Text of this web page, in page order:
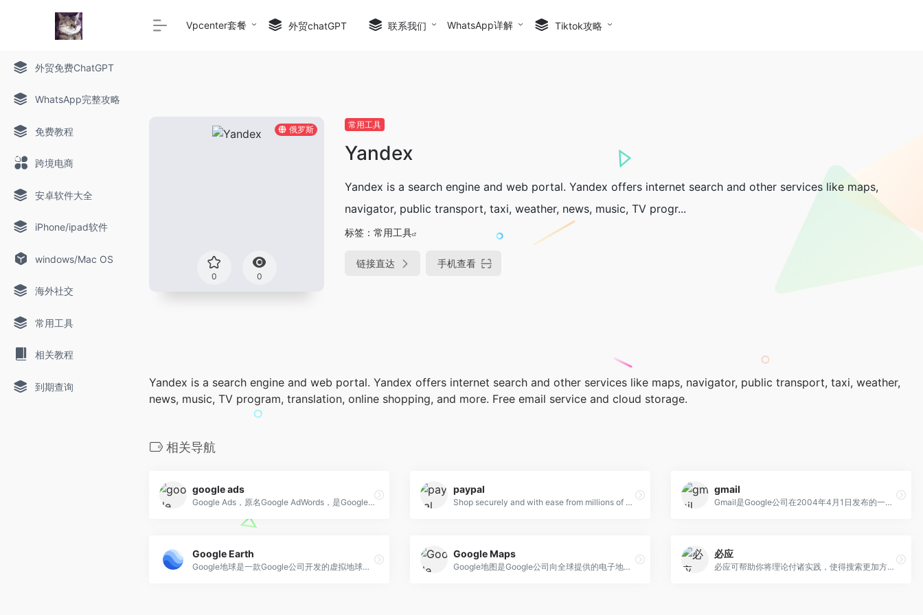
外贸免费ChatGPT
WhatsApp完整攻略
免费教程
跨境电商
安卓软件大全
iPhone/ipad软件
windows/Mac OS
海外社交
常用工具
相关教程
到期查询
Vpcenter套餐 外贸chatGPT 联系我们 WhatsApp详解 Tiktok攻略
俄罗斯
0 0
常用工具
Yandex
Yandex is a search engine and web portal. Yandex offers internet search and other services like maps,
navigator, public transport, taxi, weather, news, music, TV progr...
标签： 常用工具
链接直达 手机查看
Yandex is a search engine and web portal. Yandex offers internet search and other services like maps, navigator, public transport, taxi, weather,
news, music, TV program, translation, online shopping, and more. Free email service and cloud storage.
相关导航
google ads
Google Ads，原名Google AdWords，是Google公司主要的广告服务产品
paypal
Shop securely and with ease from millions of brands across the globe. PayPal has got you covered.
gmail
Gmail是Google公司在2004年4月1日发布的一个免费电子邮件服务。Gmail在最初推出时，新用户需要现有用户的电子邮件邀请。2007年2月7日Google宣布将Gmail的注册完全开放
Google Earth
Google地球是一款Google公司开发的虚拟地球仪软件，它将卫星图、航空照相和GIS数据叠加在地球的三维模型上。
Google Maps
Google地图是Google公司向全球提供的电子地图服务，地图包含地标、线条、形状等信息，提供矢量地图、卫星照片、地形图等三种视图。
必应
必应可帮助你将理论付诸实践，使得搜索更加方便快捷，从而达到事半功倍的效果。